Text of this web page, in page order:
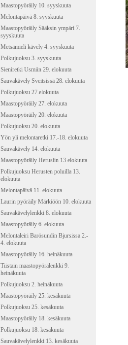
Maastopyöräily 10. syyskuuta
Melontapäivä 8. syyskuuta
Maastopyöräily Sääksin ympäri 7.
syyskuuta
Metsämieli kävely 4. syyskuuta
Polkujuoksu 3. syyskuuta
Sieniretki Usmiin 29. elokuuta
Sauvakävely Sveitsissä 28. elokuuta
Polkujuoksu 27.elokuuta
Maastopyöräily 27. elokuuta
Maastopyöräily 20. elokuuta
Polkujuoksu 20. elokuuta
Yön yli melontaretki 17.-18. elokuuta
Sauvakävely 14. elokuuta
Maastopyöräily Herusiin 13 elokuuta
Polkujuoksu Herusten poluilla 13.
elokuuta
Melontapäivä 11. elokuuta
Laurin pyöräily Märkiöön 10. elokuuta
Sauvakävelylenkki 8. elokuuta
Maastopyöräily 6. elokuuta
Melontaleiri Barösundin Bjursissa 2.-
4. elokuuta
Maastopyöräily 16. heinäkuuta
Tiistain maastopyörälenkki 9.
heinäkuuta
Polkujuoksu 2. heinäkuuta
Maastopyöräily 25. kesäkuuta
Polkujuoksu 25. kesäkuuta
Maastopyöräily 18. kesäkuuta
Polkujuoksu 18. kesäkuuta
Sauvakävelylenkki 13. kesäkuuta